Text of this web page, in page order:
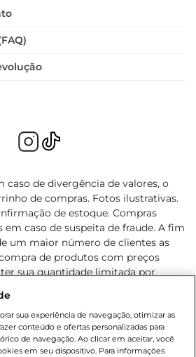
caso de divergência de valores, o
de compras. Fotos ilustrativas.
de estoque. Compras
em caso de suspeita de fraude. A fim
um maior número de clientes as
de produtos com preços
sua quantidade limitada por
durante o dia de hoje, podendo
prévia notificação. Proibida a venda
menores de 18 anos, conforme
inciso II (Estatuto da Criança e do
sua experiência de navegação, otimizar as
conteúdo e ofertas personalizadas para
de navegação. Ao clicar em aceitar, você
em seu dispositivo. Para informações